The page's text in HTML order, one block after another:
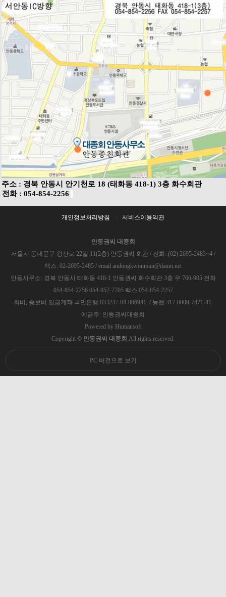
주소 : 경북 안동시 안기천로 18 (태화동 418-1) 3층 화수회관
전화 : 054-854-2256
개인정보처리방침 서비스이용약관
안동권씨 대종회
서울시 동대문구 왕산로 22길 11(2층) 안동권씨 회관 / 전화: (02) 2695-2483~4 /
팩스: 02-2695-2485 / email andongkwonmun@daum.net
안동사무소: 경북 안동시 태화동 418-1 안동권씨 화수회관 3층 우 760-905 전화
054-854-2256 054-857-7705 팩스 054-854-2257
회비, 종보비 입금계좌 국민은행 033237-04-006941 / 농협 317-0009-7471-41
예금주: 안동권씨대종회
Powered by Humansoft
Copyright © 안동권씨 대종회 All rights reserved.
PC 버전으로 보기